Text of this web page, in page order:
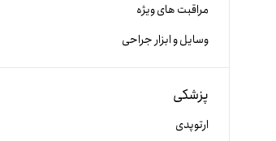
مراقبت های ویژه
وسایل و ابزار جراحی
پزشکی
ارتوپدی